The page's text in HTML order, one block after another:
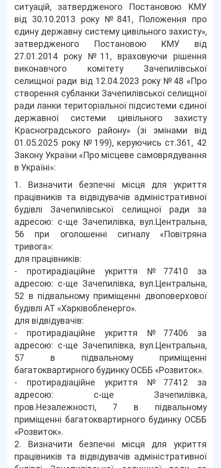
ситуацій, затвердженого Постановою КМУ
від 30.10.2013 року №841, Положення про
єдину державну систему цивільного захисту»,
затвердженого Постановою КМУ від
27.01.2014 року №11, враховуючи рішення
виконавчого комітету Зачепилівської
селищної ради від 12.04.2023 року №48 «Про
створення субланки Зачепилівської селищної
ради ланки територіальної підсистеми єдиної
державної системи цивільного захисту
Красноградського району» (зі змінами від
01.05.2025 року №199), керуючись ст.361, 42
Закону України «Про місцеве самоврядування
в Україні»:
1. Визначити безпечні місця для укриття
працівників та відвідувачів адміністративної
будівлі Зачепилівської селищної ради за
адресою: с-ще Зачепилівка, вул.Центральна,
56 при оголошенні сигналу «Повітряна
тривога»:
для працівників:
- протирадіаційне укриття №77410 за
адресою: с-ще Зачепилівка, вул.Центральна,
52 в підвальному приміщенні двоповерхової
будівлі АТ «Харківобленерго».
для відвідувачів:
- протирадіаційне укриття №77406 за
адресою: с-ще Зачепилівка, вул.Центральна,
57 в підвальному приміщенні
багатоквартирного будинку ОСББ «Розвиток».
- протирадіаційне укриття №77412 за
адресою: с-ще Зачепилівка,
пров.Незалежності, 7 в підвальному
приміщенні багатоквартирного будинку ОСББ
«Розвиток».
2. Визначити безпечні місця для укриття
працівників та відвідувачів адміністративної